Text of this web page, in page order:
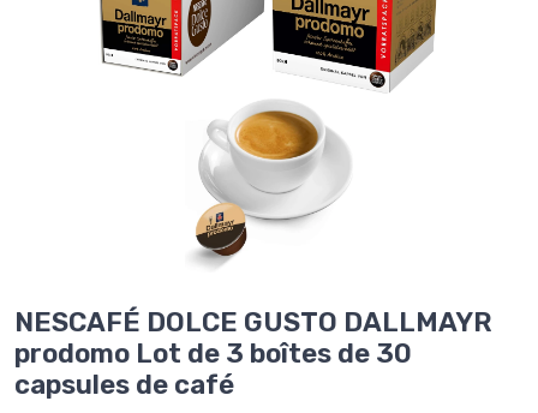
NESCAFÉ DOLCE GUSTO DALLMAYR
prodomo Lot de 3 boîtes de 30
capsules de café